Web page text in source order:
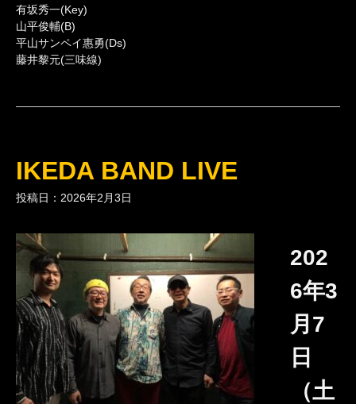
有坂秀一(Key)
山平俊輔(B)
平山サンペイ惠勇(Ds)
藤井黎元(三味線)
IKEDA BAND LIVE
投稿日：2026年2月3日
202
6年3
月7
日
（土